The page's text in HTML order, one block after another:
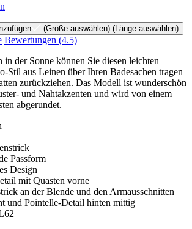
(Größe auswählen) (Länge auswählen)
Bewertungen (4.5)
der Sonne können Sie diesen leichten
Stil aus Leinen über Ihren Badesachen tragen
zurückziehen. Das Modell ist wunderschön
und Nahtakzenten und wird von einem
abgerundet.
Passform
Design
mit Quasten vorne
an der Blende und den Armausschnitten
und Pointelle-Detail hinten mittig